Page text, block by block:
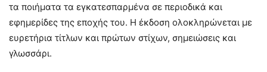
τα ποιήματα τα εγκατεσπαρμένα σε περιοδικά και
εφημερίδες της εποχής του. Η έκδοση ολοκληρώνεται με
ευρετήρια τίτλων και πρώτων στίχων, σημειώσεις και
γλωσσάρι.